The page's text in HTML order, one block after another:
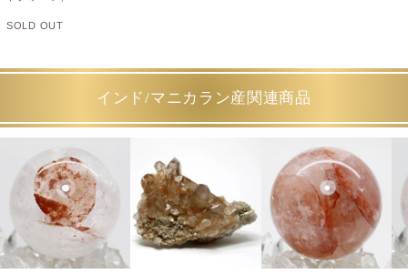
SOLD OUT
インド/マニカラン産関連商品